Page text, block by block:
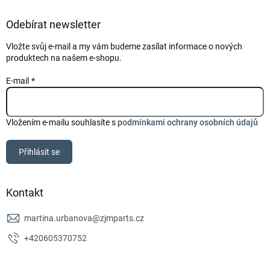
Odebírat newsletter
Vložte svůj e-mail a my vám budeme zasílat informace o nových
produktech na našem e-shopu.
E-mail
Vložením e-mailu souhlasíte spodmínkami ochrany osobních údajů
Přihlásit se
Kontakt
martina.urbanova@zjmparts.cz
+420605370752